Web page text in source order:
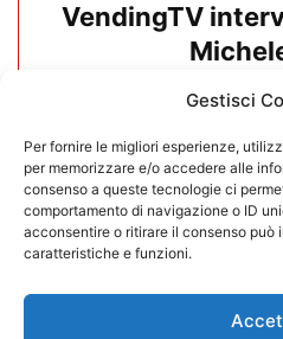
Gestisci
Per fornire le migliori esperienze,
per memorizzare e/o accedere alle
consenso a queste tecnologie ci
comportamento di navigazione o ID
acconsentire o ritirare il consenso
caratteristiche e funzioni.
VendingTV
19/06/